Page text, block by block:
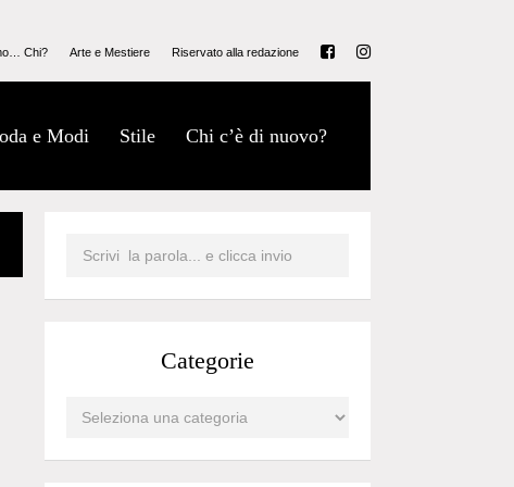
Chi? Arte e Mestiere Riservato alla redazione
e Modi Stile Chi c’è di nuovo?
Categorie